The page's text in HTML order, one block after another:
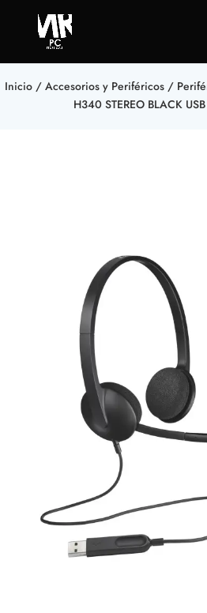
Inicio/ Accesorios y Periféricos/
H340 STEREO BLACK